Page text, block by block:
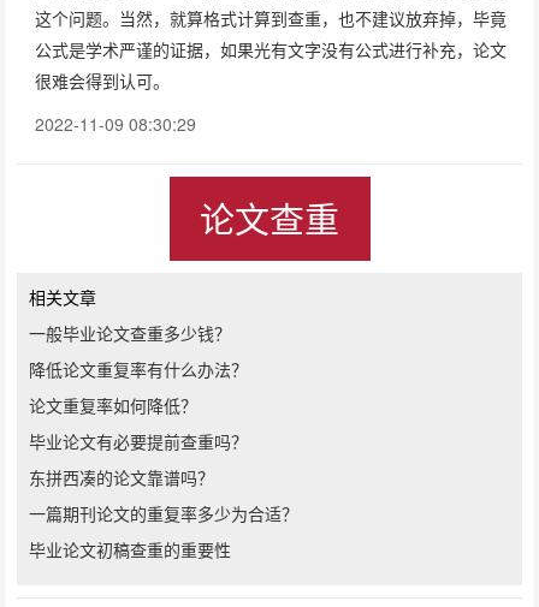
这个问题。当然，就算格式计算到查重，也不建议放弃掉，毕竟
公式是学术严谨的证据，如果光有文字没有公式进行补充，论文
很难会得到认可。
2022-11-09 08:30:29
论文查重
相关文章
一般毕业论文查重多少钱？
降低论文重复率有什么办法？
论文重复率如何降低？
毕业论文有必要提前查重吗？
东拼西凑的论文靠谱吗？
一篇期刊论文的重复率多少为合适？
毕业论文初稿查重的重要性